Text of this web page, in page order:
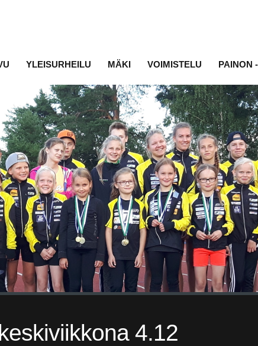
YLEISURHEILU MÄKI VOIMISTELU PAINON
4.12